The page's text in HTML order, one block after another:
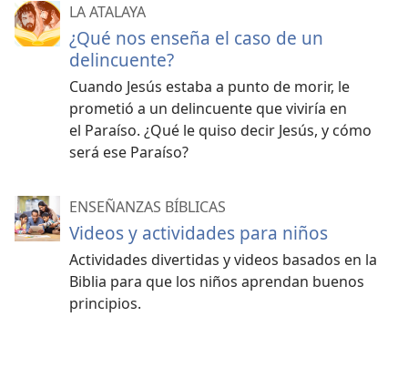
LA ATALAYA
¿Qué nos enseña el caso de un
delincuente?
Cuando Jesús estaba a punto de morir, le
prometió a un delincuente que viviría en
el Paraíso. ¿Qué le quiso decir Jesús, y cómo
será ese Paraíso?
ENSEÑANZAS BÍBLICAS
Videos y actividades para niños
Actividades divertidas y videos basados en la
Biblia para que los niños aprendan buenos
principios.